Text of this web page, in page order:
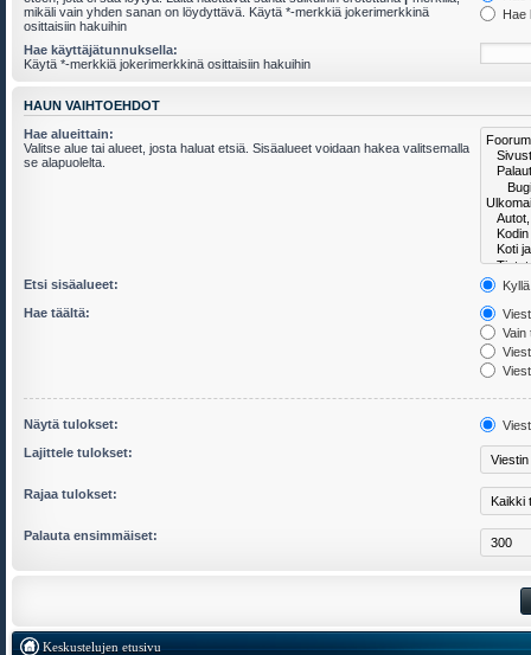
mikäli vain yhden sanan on löydyttävä. Käytä *-merkkiä jokerimerkkinä
osittaisiin hakuihin
Hae
Hae käyttäjätunnuksella:
Käytä *-merkkiä jokerimerkkinä osittaisiin hakuihin
HAUN VAIHTOEHDOT
Hae alueittain:
Valitse alue tai alueet, josta haluat etsiä. Sisäalueet voidaan hakea valitsemalla
se alapuolelta.
Etsi sisäalueet:
Kyllä
Hae täältä:
Vain
Näytä tulokset:
Lajittele tulokset:
Rajaa tulokset:
Palauta ensimmäiset:
Keskustelujen etusivu